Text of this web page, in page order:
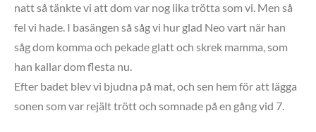
natt så tänkte vi att dom var nog lika trötta som vi. Men så
fel vi hade. I basängen så såg vi hur glad Neo vart när han
såg dom komma och pekade glatt och skrek mamma, som
han kallar dom flesta nu.
Efter badet blev vi bjudna på mat, och sen hem för att lägga
sonen som var rejält trött och somnade på en gång vid 7.